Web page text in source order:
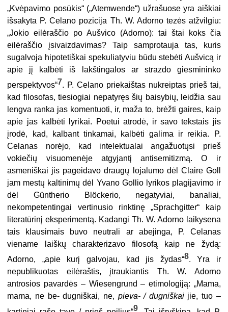
„Kvėpavimo posūkis“ („Atemwende“) užrašuose yra aiškiai
išsakyta P. Celano pozicija Th. W. Adorno tezės atžvilgiu:
„Jokio eilėraščio po Aušvico (Adorno): tai štai koks čia
eilėraščio įsivaizdavimas? Taip samprotauja tas, kuris
sugalvoja hipotetiškai spekuliatyviu būdu stebėti Aušvicą ir
apie jį kalbėti iš lakštingalos ar strazdo giesmininko
perspektyvos“7. P. Celano priekaištas nukreiptas prieš tai,
kad filosofas, tiesiogiai nepatyręs šių baisybių, leidžia sau
lengva ranka jas komentuoti, ir, maža to, brėžti gaires, kaip
apie jas kalbėti lyrikai. Poetui atrodė, ir savo tekstais jis
įrodė, kad, kalbant tinkamai, kalbėti galima ir reikia. P.
Celanas norėjo, kad intelektualai angažuotųsi prieš
vokiečių visuomenėje atgyjantį antisemitizmą. O ir
asmeniškai jis pageidavo draugų lojalumo dėl Claire Goll
jam mestų kaltinimų dėl Yvano Gollio lyrikos plagijavimo ir
dėl Güntherio Blöckerio, negatyviai, banaliai,
nekompetentingai vertinusio rinktinę
„Sprachgitter“ kaip
literatūrinį eksperimentą. Kadangi Th. W. Adorno laikysena
tais klausimais buvo neutrali ar abejinga, P. Celanas
viename laiškų charakterizavo filosofą kaip ne žydą:
Adorno, „apie kurį galvojau, kad jis žydas“8. Yra ir
nepublikuotas eilėraštis, įtraukiantis Th. W. Adorno
antrosios pavardės – Wiesengrund – etimologiją: „Mama,
mama, ne be- dugniškai, ne, pieva- / dugniškaijie, tuo –
9